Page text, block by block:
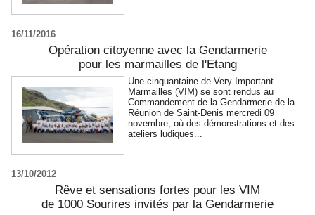
16/11/2016
Opération citoyenne avec la Gendarmerie
pour les marmailles de l'Etang
Une cinquantaine de Very Important
Marmailles (VIM) se sont rendus au
Commandement de la Gendarmerie de la
Réunion de Saint-Denis mercredi 09
novembre, où des démonstrations et des
ateliers ludiques...
13/10/2012
Rêve et sensations fortes pour les VIM
de 1000 Sourires invités par la Gendarmerie